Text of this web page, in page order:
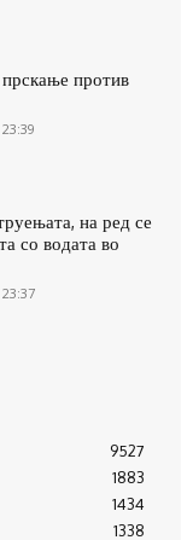
против
на ред се
со водата во
9527
1883
1434
1338